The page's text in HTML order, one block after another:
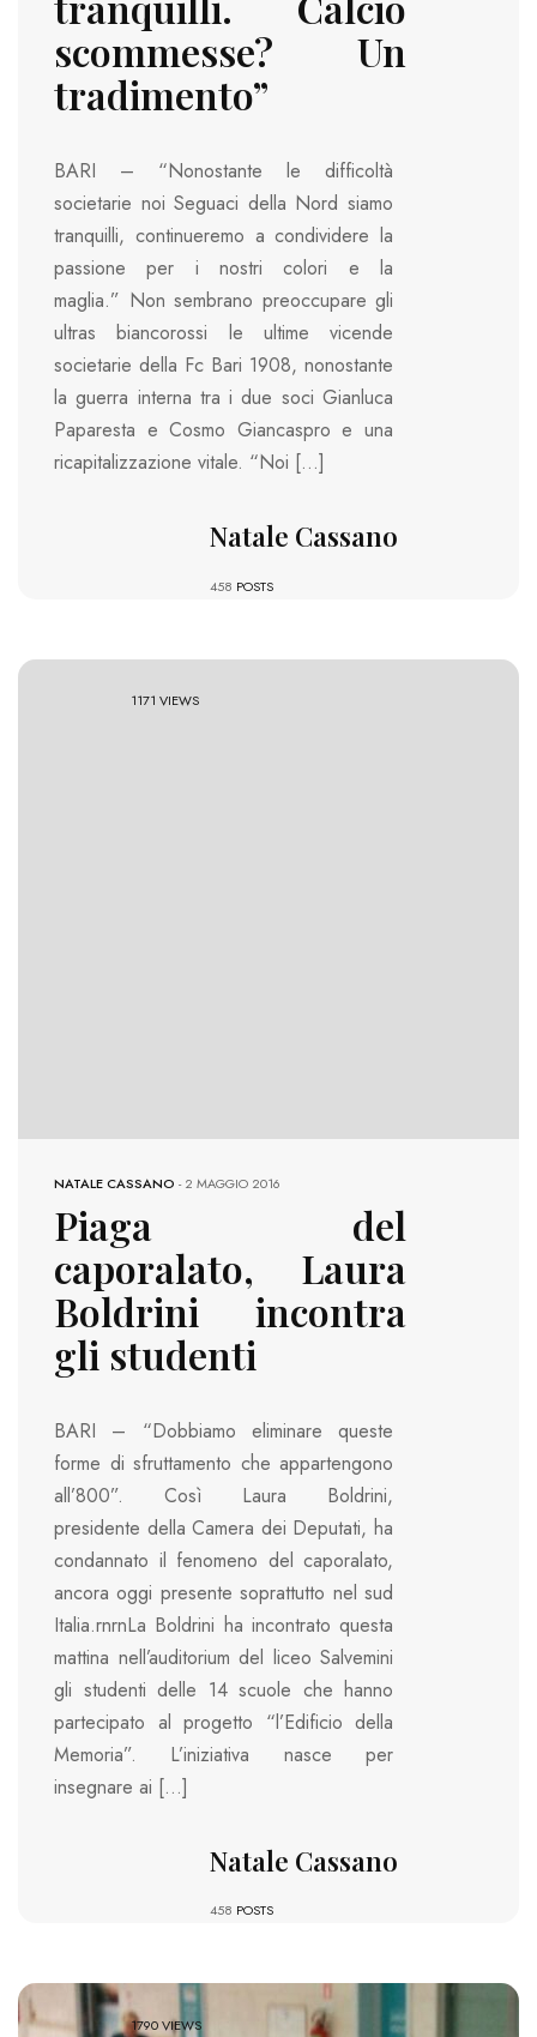
scommesse? Un
tradimento”
BARI – “Nonostante le difficoltà
societarie noi Seguaci della Nord siamo
tranquilli, continueremo a condividere la
passione per i nostri colori e la
maglia.” Non sembrano preoccupare gli
ultras biancorossi le ultime vicende
societarie della Fc Bari 1908, nonostante
la guerra interna tra i due soci Gianluca
Paparesta e Cosmo Giancaspro e una
ricapitalizzazione vitale. “Noi […]
Natale Cassano
458 POSTS
1171 VIEWS
NATALE CASSANO -2 MAGGIO 2016
Piaga del
caporalato, Laura
Boldrini incontra
gli studenti
BARI – “Dobbiamo eliminare queste
forme di sfruttamento che appartengono
all’800”. Così Laura Boldrini,
presidente della Camera dei Deputati, ha
condannato il fenomeno del caporalato,
ancora oggi presente soprattutto nel sud
Italia.rnrnLa Boldrini ha incontrato questa
mattina nell’auditorium del liceo Salvemini
gli studenti delle 14 scuole che hanno
partecipato al progetto “l’Edificio della
Memoria”. L’iniziativa nasce per
insegnare ai […]
Natale Cassano
458 POSTS
1790 VIEWS